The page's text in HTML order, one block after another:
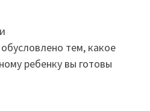
тем, какое
ребенку вы готовы